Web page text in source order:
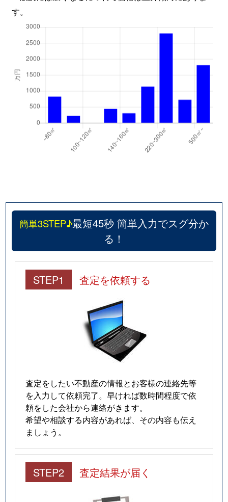
す。
簡単3STEP♪最短45秒 簡単入力でスグ分か
る！
STEP1 査定を依頼する
査定をしたい不動産の情報とお客様の連絡先等
を入力して依頼完了。早ければ数時間程度で依
頼をした会社から連絡がきます。
希望や相談する内容があれば、その内容も伝え
ましょう。
STEP2 査定結果が届く